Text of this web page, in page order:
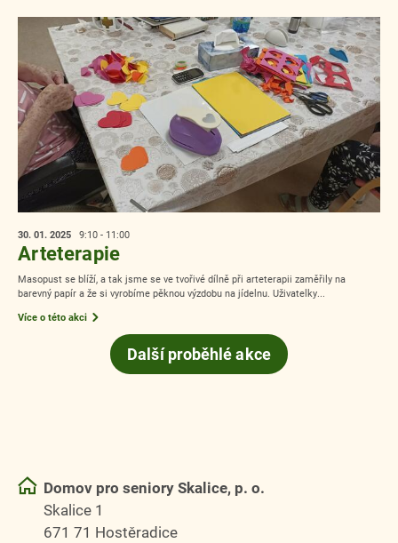
30. 01. 2025 9:10 - 11:00
Arteterapie
Masopust se blíží, a tak jsme se ve tvořivé dílně při arteterapii zaměřily na
barevný papír a že si vyrobíme pěknou výzdobu na jídelnu. Uživatelky...
Více o této akci
Další proběhlé akce
Domov pro seniory Skalice, p. o.
Skalice 1
671 71 Hostěradice